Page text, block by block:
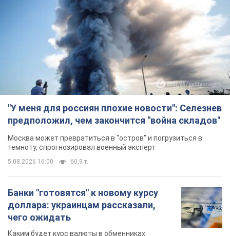
"У меня для россиян плохие новости": Селезнев
предположил, чем закончится "война складов"
Москва может превратиться в "остров" и погрузиться в
темноту, спрогнозировал военный эксперт
5.08.2026 16:00 60,9 т.
Банки "готовятся" к новому курсу
доллара: украинцам рассказали,
чего ожидать
Каким будет курс валюты в обменниках